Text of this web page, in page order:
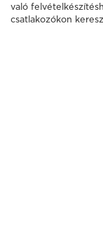
való
csatlakozókon